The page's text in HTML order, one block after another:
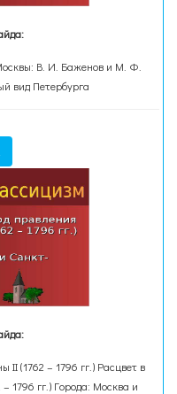
В. И. Баженов и М. Ф.
вид Петербурга
II (1762 – 1796 гг.) Расцвет в
1796 гг.) Города: Москва и